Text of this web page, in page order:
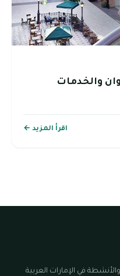
والخدمات
اقرأ المزيد ←
في الإمارات العربية